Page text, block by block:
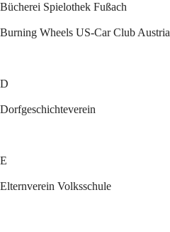
Bücherei Spielothek Fußach
Burning Wheels US-Car Club Austria
D
Dorfgeschichteverein
E
Elternverein Volksschule